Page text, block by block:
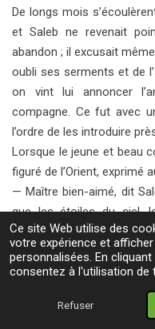
Ce site Web utilise des
votre expérience et
personnalisées. En
consentez à l'utilisation de
Refuser
De longs mois
et Saleb ne revenait
abandon ; il excusait
oubli ses serments et de
on vint lui annoncer
compagne. Ce fut avec
l’ordre de les introduire
Lorsque le jeune et beau
figuré de l’Orient, exprimé
— Maître bien-aimé, dit
que les étoiles du ciel,
encore de ta vaillance et
Dieu t’inspire et qui
de perles ; et pourtant,
bienfaits, t’apportent
deviendras plus célèbre